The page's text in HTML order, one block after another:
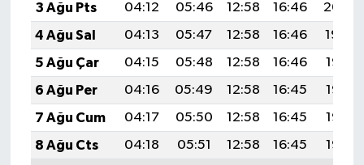
3 Ağu Pts
04:12 05:46 12:58 16:46
20:00
4 Ağu Sal
04:13 05:47 12:58 16:46
19:59
5 Ağu Çar
04:15 05:48 12:58 16:46
19:58
6 Ağu Per
04:16 05:49 12:58 16:45
19:57
7 Ağu Cum
04:17 05:50 12:58 16:45
19:56
8 Ağu Cts
04:18 05:51 12:58 16:45
19:55